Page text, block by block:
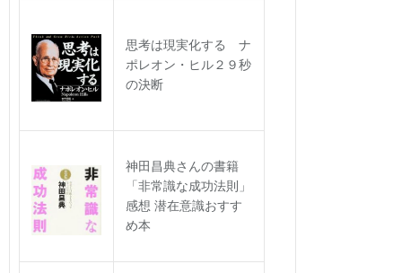
思考は現実化する ナ
ポレオン・ヒル２９秒
の決断
神田昌典さんの書籍
「非常識な成功法則」
感想 潜在意識おすす
め本